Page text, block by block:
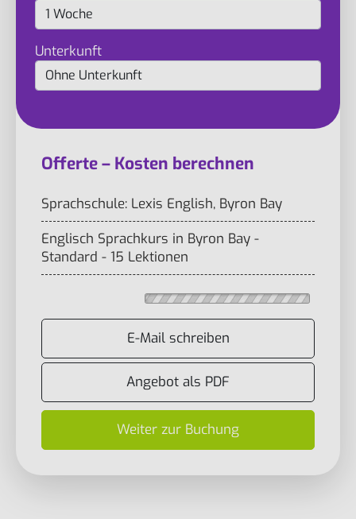
Unterkunft
Offerte – Kosten berechnen
Sprachschule: Lexis English, Byron Bay
Englisch Sprachkurs in Byron Bay -
Standard - 15 Lektionen
E-Mail schreiben
Angebot als PDF
Weiter zur Buchung